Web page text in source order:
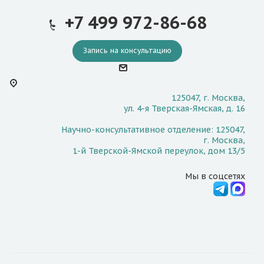
+7 499 972-86-68
Запись на консультацию
125047, г. Москва,
ул. 4-я Тверская-Ямская, д. 16
Научно-консультативное отделение: 125047,
г. Москва,
1-й Тверской-Ямской переулок, дом 13/5
Мы в соцсетях